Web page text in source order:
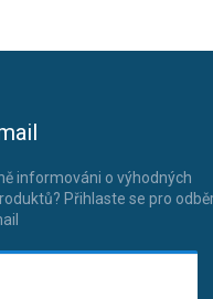
informováni o výhodných
Přihlaste se pro